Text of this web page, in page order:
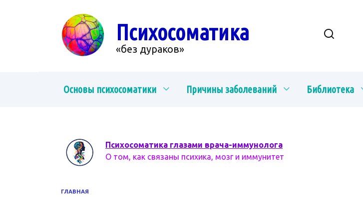
Психосоматика
«без дураков»
Основы психосоматики Причины заболеваний Библиотека
Психосоматика глазами врача-иммунолога
О том, как связаны психика, мозг и иммунитет
ГЛАВНАЯ